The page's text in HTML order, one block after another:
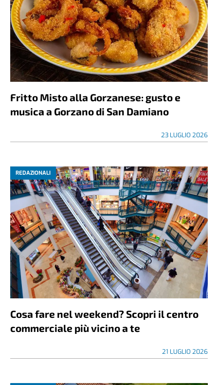
Fritto Misto alla Gorzanese: gusto e
musica a Gorzano di San Damiano
23 LUGLIO 2026
REDAZIONALI
Cosa fare nel weekend? Scopri il centro
commerciale più vicino a te
21 LUGLIO 2026